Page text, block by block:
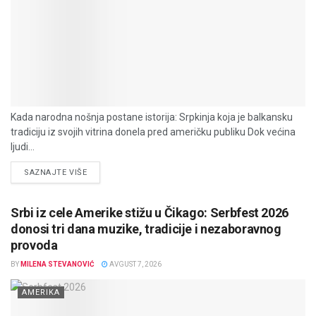
Kada narodna nošnja postane istorija: Srpkinja koja je balkansku
tradiciju iz svojih vitrina donela pred američku publiku Dok većina
ljudi...
SAZNAJTE VIŠEDETAILS
Srbi iz cele Amerike stižu u Čikago: Serbfest 2026
donosi tri dana muzike, tradicije i nezaboravnog
provoda
BY MILENA STEVANOVIĆ AVGUST 7, 2026
AMERIKA